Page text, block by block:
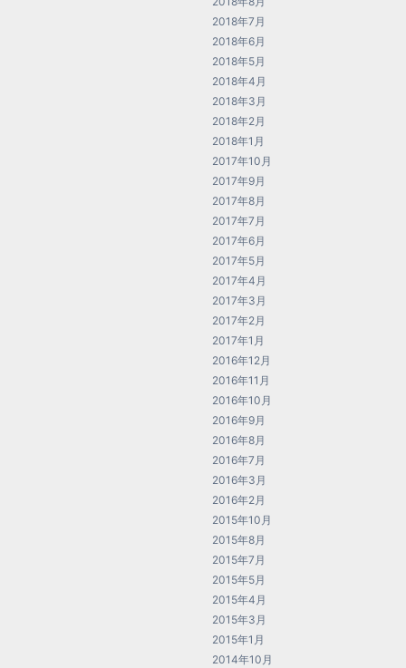
2018年7月
2018年6月
2018年5月
2018年4月
2018年3月
2018年2月
2018年1月
2017年10月
2017年9月
2017年8月
2017年7月
2017年6月
2017年5月
2017年4月
2017年3月
2017年2月
2017年1月
2016年12月
2016年11月
2016年10月
2016年9月
2016年8月
2016年7月
2016年3月
2016年2月
2015年10月
2015年8月
2015年7月
2015年5月
2015年4月
2015年3月
2015年1月
2014年10月